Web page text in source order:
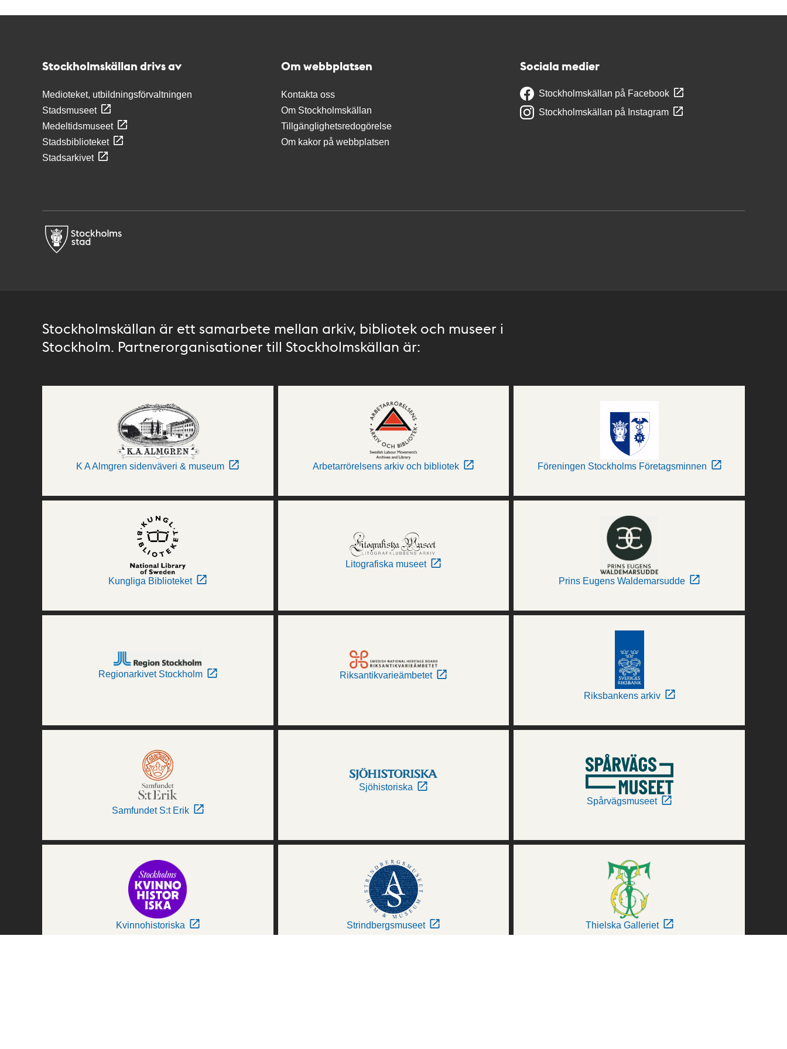
Stockholmskällan drivs av
Medioteket, utbildningsförvaltningen
Stadsmuseet
Medeltidsmuseet
Stadsbiblioteket
Stadsarkivet
Om webbplatsen
Kontakta oss
Om Stockholmskällan
Tillgänglighetsredogörelse
Om kakor på webbplatsen
Sociala medier
Stockholmskällan på Facebook
Stockholmskällan på Instagram
Stockholmskällan är ett samarbete mellan arkiv, bibliotek och museer i
Stockholm. Partnerorganisationer till Stockholmskällan är:
K A Almgren sidenväveri & museum Arbetarrörelsens arkiv och bibliotek Föreningen Stockholms Företagsminnen
Kungliga Biblioteket
Litografiska museet
Prins Eugens Waldemarsudde
Regionarkivet Stockholm Riksantikvarieämbetet
Riksbankens arkiv
Samfundet S:t Erik
Sjöhistoriska
Spårvägsmuseet
Kvinnohistoriska Strindbergsmuseet Thielska Galleriet